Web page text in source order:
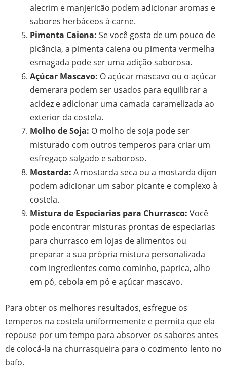
alecrim e manjericão podem adicionar aromas e
sabores herbáceos à carne.
Pimenta Caiena: Se você gosta de um pouco de
picância, a pimenta caiena ou pimenta vermelha
esmagada pode ser uma adição saborosa.
Açúcar Mascavo: O açúcar mascavo ou o açúcar
demerara podem ser usados para equilibrar a
acidez e adicionar uma camada caramelizada ao
exterior da costela.
Molho de Soja: O molho de soja pode ser
misturado com outros temperos para criar um
esfregaço salgado e saboroso.
Mostarda: A mostarda seca ou a mostarda dijon
podem adicionar um sabor picante e complexo à
costela.
Mistura de Especiarias para Churrasco: Você
pode encontrar misturas prontas de especiarias
para churrasco em lojas de alimentos ou
preparar a sua própria mistura personalizada
com ingredientes como cominho, paprica, alho
em pó, cebola em pó e açúcar mascavo.
Para obter os melhores resultados, esfregue os
temperos na costela uniformemente e permita que ela
repouse por um tempo para absorver os sabores antes
de colocá-la na churrasqueira para o cozimento lento no
bafo.